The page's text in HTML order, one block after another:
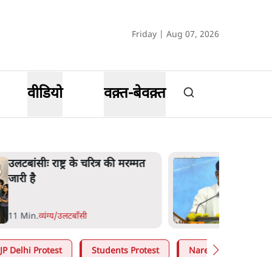
Friday | Aug 07, 2026
वीडियो वक़्त-बेवक़्त
उलटबांसीः राष्ट्र के चरित्र की मरम्मत
जारी है
11 Min.व्यंग्य/उलटबाँसी
Delhi Protest Students Protest Narendra Modi